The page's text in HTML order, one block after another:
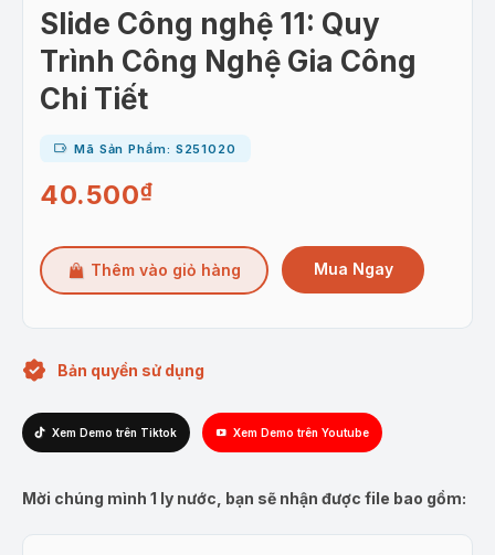
Slide Công nghệ 11: Quy
Trình Công Nghệ Gia Công
Chi Tiết
Mã Sản Phẩm: S251020
40.500₫
Thêm vào giỏ hàng Mua Ngay
Bản quyền sử dụng
Xem Demo trên Tiktok Xem Demo trên Youtube
Mời chúng mình 1 ly nước, bạn sẽ nhận được file bao gồm: